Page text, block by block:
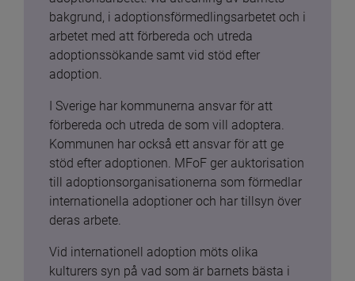
bakgrund, i adoptionsförmedlingsarbetet och i
arbetet med att förbereda och utreda
adoptionssökande samt vid stöd efter
adoption.
I Sverige har kommunerna ansvar för att
förbereda och utreda de som vill adoptera.
Kommunen har också ett ansvar för att ge
stöd efter adoptionen. MFoF ger auktorisation
till adoptionsorganisationerna som förmedlar
internationella adoptioner och har tillsyn över
deras arbete.
Vid internationell adoption möts olika
kulturers syn på vad som är barnets bästa i